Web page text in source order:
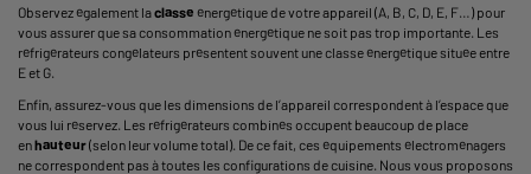
Observez également laclasse énergétique de votre appareil (A, B, C, D, E, F…) pour
vous assurer que sa consommation énergétique ne soit pas trop importante. Les
réfrigérateurs congélateurs présentent souvent une classe énergétique située entre
E et G.
Enfin, assurez-vous que les dimensions de l’appareil correspondent à l’espace que
vous lui réservez. Les réfrigérateurs combinés occupent beaucoup de place
enhauteur(selon leur volume total). De ce fait, ces équipements électroménagers
ne correspondent pas à toutes les configurations de cuisine. Nous vous proposons